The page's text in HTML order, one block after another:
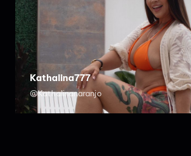
Kathalina777
@Kathalinanaranjo